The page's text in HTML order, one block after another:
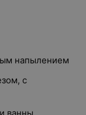
напылением
с